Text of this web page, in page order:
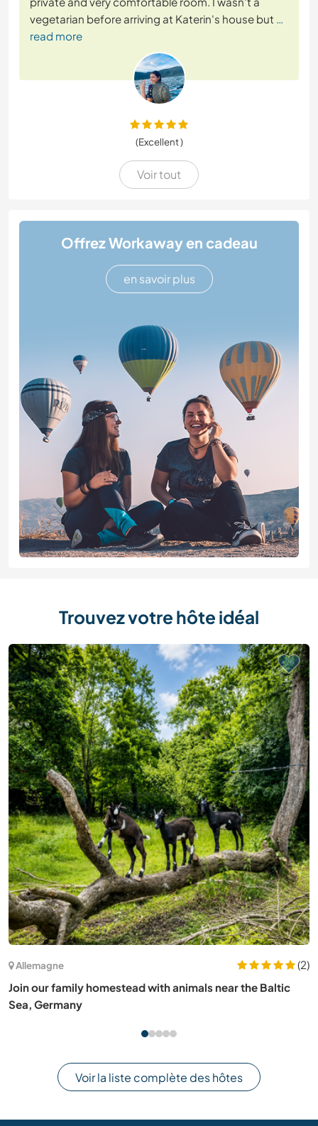
vegetarian before arriving at Katerin's house but …
read more
(Excellent )
Voir tout
Offrez Workaway en cadeau
en savoir plus
Trouvez votre hôte idéal
Espagne
(10)
Help us getting our permaculture homestead started in
Oleiros, Galicia, Spain
Voir la liste complète des hôtes